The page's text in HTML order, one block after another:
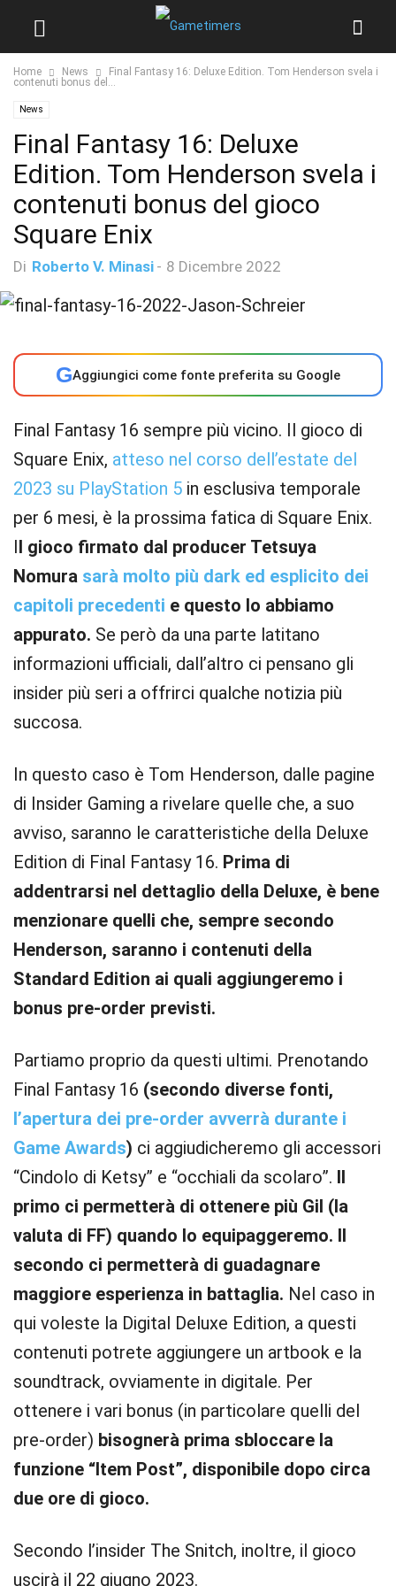
Home News
Final Fantasy 16: Deluxe Edition. Tom Henderson svela i
contenuti bonus del...
News
Final Fantasy 16: Deluxe
Edition. Tom Henderson svela i
contenuti bonus del gioco
Square Enix
Di Roberto V. Minasi - 8 Dicembre 2022
GAggiungici come fonte preferita su Google
Final Fantasy 16 sempre più vicino. Il gioco di
Square Enix, atteso nel corso dell’estate del
2023 su PlayStation 5 in esclusiva temporale
per 6 mesi, è la prossima fatica di Square Enix.
Il gioco firmato dal producer Tetsuya
Nomura sarà molto più dark ed esplicito dei
capitoli precedenti e questo lo abbiamo
appurato. Se però da una parte latitano
informazioni ufficiali, dall’altro ci pensano gli
insider più seri a offrirci qualche notizia più
succosa.
In questo caso è Tom Henderson, dalle pagine
di Insider Gaming a rivelare quelle che, a suo
avviso, saranno le caratteristiche della Deluxe
Edition di Final Fantasy 16. Prima di
addentrarsi nel dettaglio della Deluxe, è bene
menzionare quelli che, sempre secondo
Henderson, saranno i contenuti della
Standard Edition ai quali aggiungeremo i
bonus pre-order previsti.
Partiamo proprio da questi ultimi. Prenotando
Final Fantasy 16 (secondo diverse fonti,
l’apertura dei pre-order avverrà durante i
Game Awards) ci aggiudicheremo gli accessori
“Cindolo di Ketsy” e “occhiali da scolaro”. Il
primo ci permetterà di ottenere più Gil (la
valuta di FF) quando lo equipaggeremo. Il
secondo ci permetterà di guadagnare
maggiore esperienza in battaglia. Nel caso in
qui voleste la Digital Deluxe Edition, a questi
contenuti potrete aggiungere un artbook e la
soundtrack, ovviamente in digitale. Per
ottenere i vari bonus (in particolare quelli del
pre-order) bisognerà prima sbloccare la
funzione “Item Post”, disponibile dopo circa
due ore di gioco.
Secondo l’insider The Snitch, inoltre, il gioco
uscirà il 22 giugno 2023.